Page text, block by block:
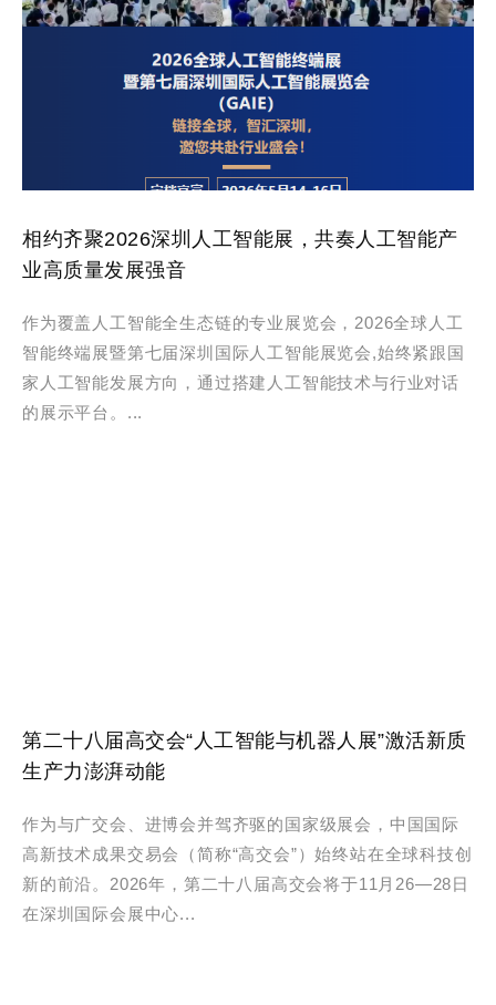
相约齐聚2026深圳人工智能展，共奏人工智能产
业高质量发展强音
作为覆盖人工智能全生态链的专业展览会，2026全球人工
智能终端展暨第七届深圳国际人工智能展览会,始终紧跟国
家人工智能发展方向，通过搭建人工智能技术与行业对话
的展示平台。...
第二十八届高交会“人工智能与机器人展”激活新质
生产力澎湃动能
作为与广交会、进博会并驾齐驱的国家级展会，中国国际
高新技术成果交易会（简称“高交会”）始终站在全球科技创
新的前沿。2026年，第二十八届高交会将于11月26—28日
在深圳国际会展中心...